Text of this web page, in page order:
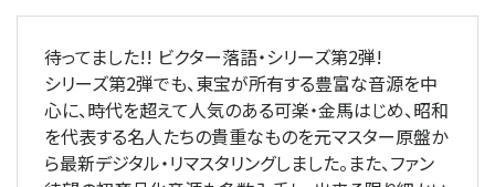
待ってました!! ビクター落語・シリーズ第2弾!
シリーズ第2弾でも、東宝が所有する豊富な音源を中
心に、時代を超えて人気のある可楽・金馬はじめ、昭和
を代表する名人たちの貴重なものを元マスター原盤か
ら最新デジタル・リマスタリングしました。また、ファン